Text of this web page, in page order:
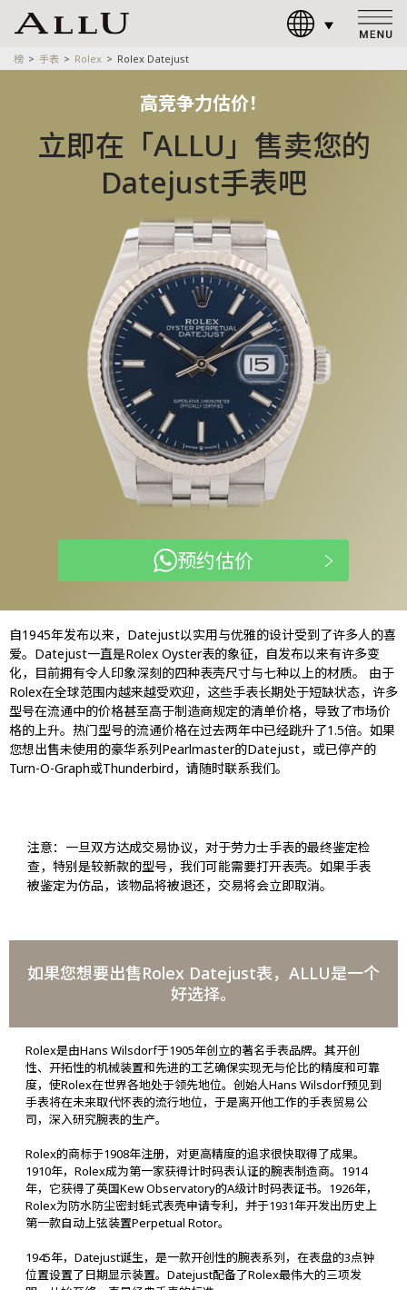
榜 手表 Rolex Rolex Datejust
高竞争力估价！
立即在「ALLU」售卖您的
Datejust手表吧
预约估价
自1945年发布以来，Datejust以实用与优雅的设计受到了许多人的喜
爱。Datejust一直是Rolex Oyster表的象征，自发布以来有许多变
化，目前拥有令人印象深刻的四种表壳尺寸与七种以上的材质。 由于
Rolex在全球范围内越来越受欢迎，这些手表长期处于短缺状态，许多
型号在流通中的价格甚至高于制造商规定的清单价格，导致了市场价
格的上升。热门型号的流通价格在过去两年中已经跳升了1.5倍。如果
您想出售未使用的豪华系列Pearlmaster的Datejust，或已停产的
Turn-O-Graph或Thunderbird，请随时联系我们。
注意：一旦双方达成交易协议，对于劳力士手表的最终鉴定检
查，特别是较新款的型号，我们可能需要打开表壳。如果手表
被鉴定为仿品，该物品将被退还，交易将会立即取消。
如果您想要出售Rolex Datejust表，ALLU是一个
好选择。
Rolex是由Hans Wilsdorf于1905年创立的著名手表品牌。其开创
性、开拓性的机械装置和先进的工艺确保实现无与伦比的精度和可靠
度，使Rolex在世界各地处于领先地位。创始人Hans Wilsdorf预见到
手表将在未来取代怀表的流行地位，于是离开他工作的手表贸易公
司，深入研究腕表的生产。
Rolex的商标于1908年注册，对更高精度的追求很快取得了成果。
1910年，Rolex成为第一家获得计时码表认证的腕表制造商。1914
年，它获得了英国Kew Observatory的A级计时码表证书。1926年，
Rolex为防水防尘密封蚝式表壳申请专利，并于1931年开发出历史上
第一款自动上弦装置Perpetual Rotor。
1945年，Datejust诞生，是一款开创性的腕表系列，在表盘的3点钟
位置设置了日期显示装置。Datejust配备了Rolex最伟大的三项发